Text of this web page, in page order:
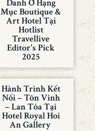
Danh Ở Hạng
Mục Boutique &
Art Hotel Tại
Hotlist
Travellive
Editor's Pick
2025
Hành Trình Kết
Nối – Tôn Vinh
– Lan Tỏa Tại
Hotel Royal Hoi
An Gallery